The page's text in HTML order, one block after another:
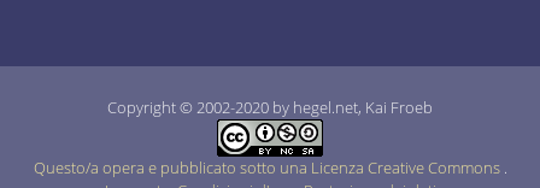
Copyright © 2002-2020 by hegel.net, Kai Froeb
Questo/a opera e pubblicato sotto una Licenza Creative Commons .